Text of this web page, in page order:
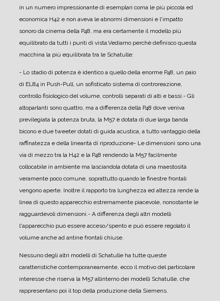
in un numero impressionante di esemplari coma le più piccola ed
economica H42 e non aveva le abnormi dimensioni e l'impatto
sonoro da cinema della P48, ma era certamente il modello più
equilibrato da tutti i punti di vista.Vediamo perchè definisco questa
macchina la più equilibrata tra le Schatulle:
- Lo stadio di potenza è identico a quello della enorme P48, un paio
di EL84 in Push-Pull, un sofisticato sistema di controreazione,
controllo fisiologico del volume, controlli separati di alti e bassi.- Gli
altoparlanti sono quattro, ma a differenza della P48 dove veniva
previlegiata la potenza bruta, la M57 è dotata di due larga banda
bicono e due tweeter dotati di guida acustica, a tutto vantaggio della
raffinatezza e della linearità di riproduzione- Le dimensioni sono una
via di mezzo tra la H42 e la P48 rendendo la M57 facilmente
collocabile in ambiente ma lasciandola dotata di una maestosità
veramente poco comune, soprattutto quando le finestre frontali
vengono aperte. Inoltre il rapporto tra lunghezza ed altezza rende la
linea di questo apparecchio estremamente piacevole, nonostante le
ragguardevoli dimensioni.- A differenza degli altri modelli
l'apparecchio può essere acceso/spento e può essere regolato il
volume anche ad antine frontali chiuse.
Nessuno degli altri modelli di Schatulle ha tutte queste
caratteristiche contemporaneamente, ecco il motivo del particolare
interesse che riserva la M57 allinterno dei modelli Schatulle, che
rappresentano poi il top della produzione della Siemens.